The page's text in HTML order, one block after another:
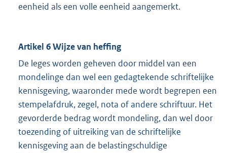
eenheid als een volle eenheid aangemerkt.
Artikel 6 Wijze van heffing
De leges worden geheven door middel van een
mondelinge dan wel een gedagtekende schriftelijke
kennisgeving, waaronder mede wordt begrepen een
stempelafdruk, zegel, nota of andere schriftuur. Het
gevorderde bedrag wordt mondeling, dan wel door
toezending of uitreiking van de schriftelijke
kennisgeving aan de belastingschuldige